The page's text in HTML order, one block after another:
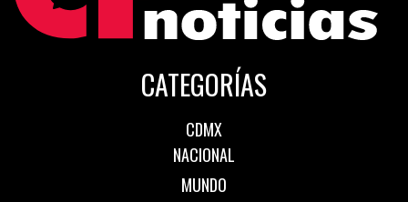
CATEGORÍAS
CDMX
NACIONAL
MUNDO